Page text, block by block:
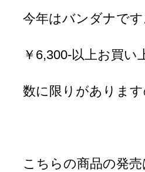
今年はバンダナで
￥6,300-以上お買
数に限りがありま
こちらの商品の発